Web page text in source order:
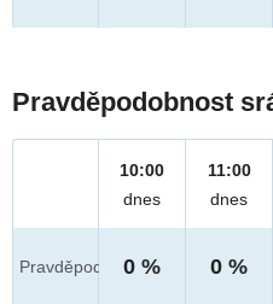
Pravděpodobnost
Pravděpod.
10:00
dnes
0 %
11:00
dnes
0 %